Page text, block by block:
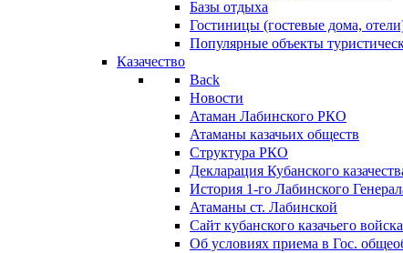
Базы отдыха
Гостиницы (гостевые дома,
Популярные объекты
Казачество
Back
Новости
Атаман Лабинского РКО
Атаманы казачьих обществ
Структура РКО
Декларация Кубанского
История 1-го Лабинского
Атаманы ст. Лабинской
Cайт кубанского казачьего войска
Об условиях приема в Гос.